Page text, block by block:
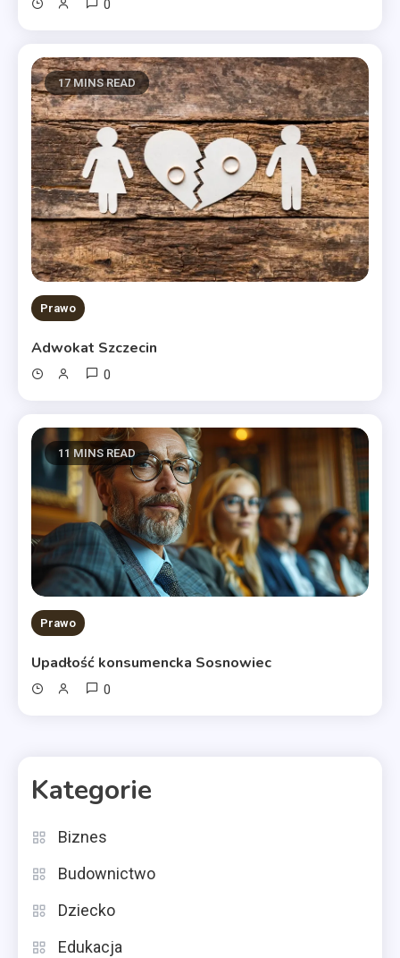
0
17 MINS READ
Prawo
Adwokat Szczecin
0
11 MINS READ
Prawo
Upadłość konsumencka Sosnowiec
0
Kategorie
Biznes
Budownictwo
Dziecko
Edukacja